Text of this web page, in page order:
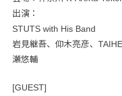
出演：
STUTS with His Band
岩見継吾、仰木亮彦、
瀬悠輔
[GUEST]